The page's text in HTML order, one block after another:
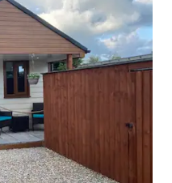
les plus aimés